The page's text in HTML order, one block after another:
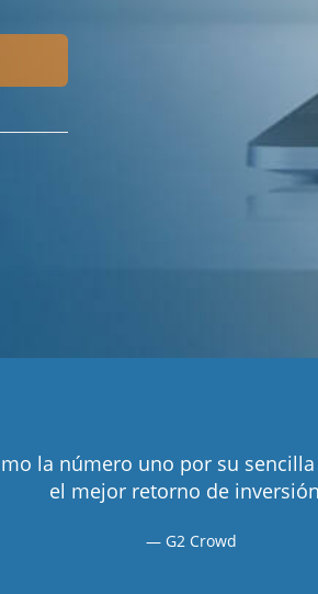
la número uno por su
el mejor retorno de
G2 Crowd